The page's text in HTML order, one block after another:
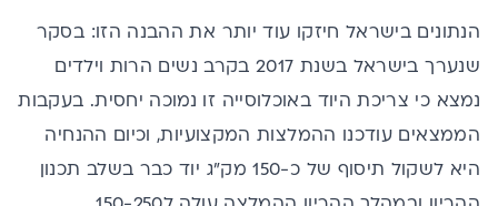
הנתונים בישראל חיזקו עוד יותר את ההבנה הזו: בסקר
שנערך בישראל בשנת 2017 בקרב נשים הרות וילדים
נמצא כי צריכת היוד באוכלוסייה זו נמוכה יחסית. בעקבות
הממצאים עודכנו ההמלצות המקצועיות, וכיום ההנחיה
היא לשקול תיסוף של כ-150 מק"ג יוד כבר בשלב תכנון